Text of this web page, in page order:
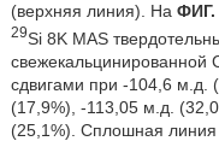
(верхняя линия). На ФИГ.
29Si 8K MAS
свежекальцинированной
сдвигами при -104,6 м.д.
(17,9%), -113,05 м.д.
(25,1%). Сплошная линия